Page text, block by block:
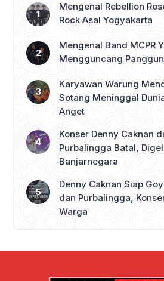
Mengenal Rebellion
Rock Asal Yogyakarta
Mengenal Band MCPR
Mengguncang
Karyawan Warung
Sotang Meninggal Dunia Tercebur Sungai
Anget
Konser Denny Caknan
Purbalingga Batal,
Banjarnegara
Denny Caknan Siap
dan Purbalingga,
Warga